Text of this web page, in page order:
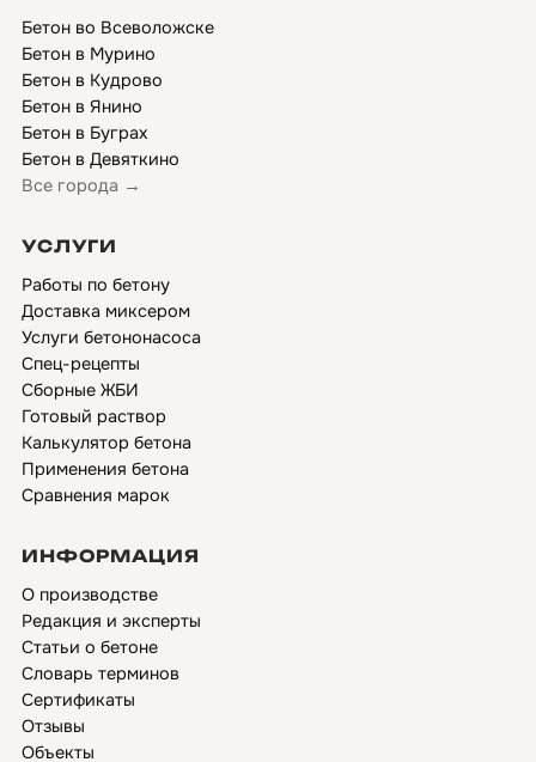
Бетон во Всеволожске
Бетон в Мурино
Бетон в Кудрово
Бетон в Янино
Бетон в Буграх
Бетон в Девяткино
Все города →
УСЛУГИ
Работы по бетону
Доставка миксером
Услуги бетононасоса
Спец-рецепты
Сборные ЖБИ
Готовый раствор
Калькулятор бетона
Применения бетона
Сравнения марок
ИНФОРМАЦИЯ
О производстве
Редакция и эксперты
Статьи о бетоне
Словарь терминов
Сертификаты
Отзывы
Объекты